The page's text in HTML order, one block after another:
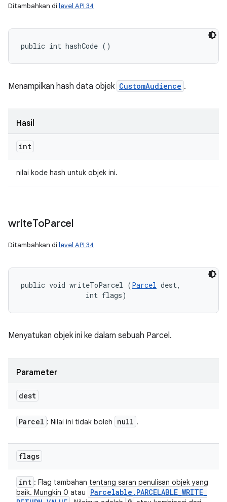
Ditambahkan di level API 34
public int hashCode ()
Menampilkan hash data objek CustomAudience .
Hasil
int
nilai kode hash untuk objek ini.
writeToParcel
Ditambahkan di level API 34
public void writeToParcel (Parcel dest,
                int flags)
Menyatukan objek ini ke dalam sebuah Parcel.
Parameter
dest
Parcel : Nilai ini tidak boleh null .
flags
int : Flag tambahan tentang saran penulisan objek yang
baik. Mungkin 0 atau
Parcelable . PARCELABLE_WRITE_